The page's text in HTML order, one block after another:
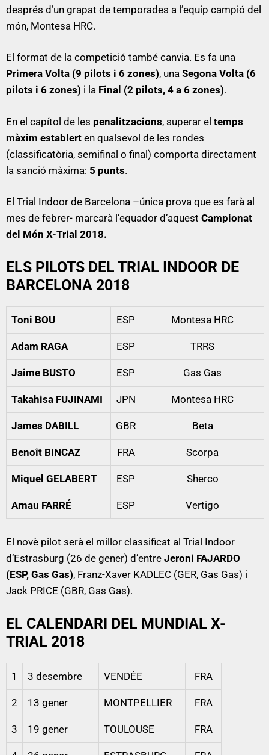
després d’un grapat de temporades a l’equip campió del
món, Montesa HRC.
El format de la competició també canvia. Es fa una
Primera Volta (9 pilots i 6 zones), una Segona Volta (6
pilots i 6 zones) i la Final (2 pilots, 4 a 6 zones).
En el capítol de les penalitzacions, superar el temps
màxim establert en qualsevol de les rondes
(classificatòria, semifinal o final) comporta directament
la sanció màxima: 5 punts.
El Trial Indoor de Barcelona –única prova que es farà al
mes de febrer- marcarà l’equador d’aquest Campionat
del Món X-Trial 2018.
ELS PILOTS DEL TRIAL INDOOR DE
BARCELONA 2018
Toni BOU ESP Montesa HRC
Adam RAGA ESP TRRS
Jaime BUSTO ESP Gas Gas
Takahisa FUJINAMI JPN Montesa HRC
James DABILL GBR Beta
Benoît BINCAZ FRA Scorpa
Miquel GELABERT ESP Sherco
Arnau FARRÉ ESP Vertigo
El novè pilot serà el millor classificat al Trial Indoor
d’Estrasburg (26 de gener) d’entre Jeroni FAJARDO
(ESP, Gas Gas), Franz-Xaver KADLEC (GER, Gas Gas) i
Jack PRICE (GBR, Gas Gas).
EL CALENDARI DEL MUNDIAL X-
TRIAL 2018
1 3 desembre VENDÉE FRA
2 13 gener MONTPELLIER FRA
3 19 gener TOULOUSE FRA